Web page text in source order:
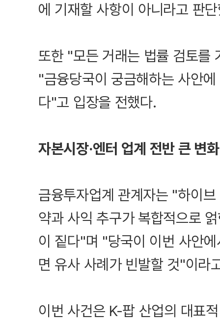
에 기재할 사항이 아니라고 판
또한 "모든 거래는 법률 검토를
"금융당국이 궁금해하는 사안
다"고 입장을 전했다.
자본시장·엔터 업계 전반 큰 변
금융투자업계 관계자는 "하이
약과 사익 추구가 복합적으로
이 짙다"며 "당국이 이번 사안
면 유사 사례가 빈발할 것"이라
이번 사건은 K-팝 산업의 대표